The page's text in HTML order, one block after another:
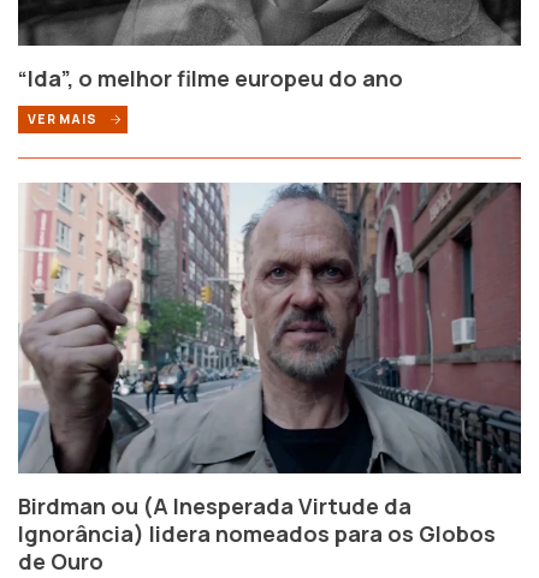
“Ida”, o melhor filme europeu do ano
VER MAIS
Birdman ou (A Inesperada Virtude da
Ignorância) lidera nomeados para os Globos
de Ouro